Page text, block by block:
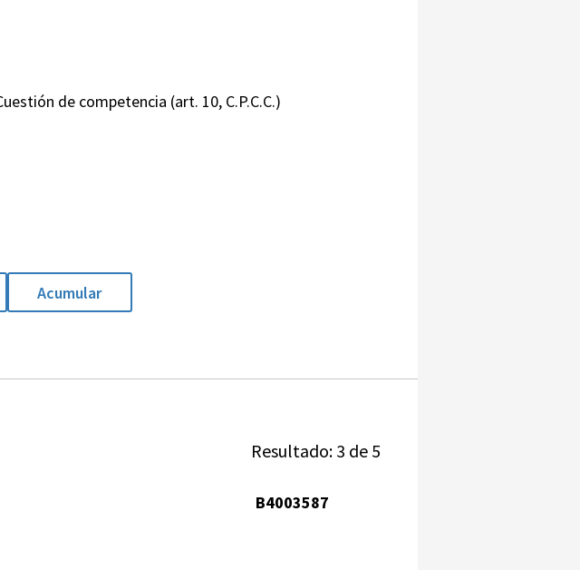
de competencia (art. 10, C.P.C.C.)
Acumular
Resultado: 3 de 5
B4003587